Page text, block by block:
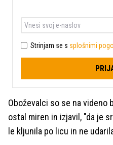
Strinjam se s splošnimi
Oboževalci so se na videno
ostal miren in izjavil, "da je
le kljunila po licu in ne